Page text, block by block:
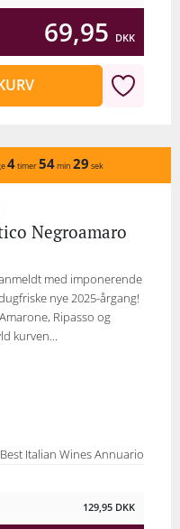
69,95 DKK
4timer54min 29 sek
Negroamaro
med imponerende
nye 2025-årgang!
Ripasso og
kurven...
Best Italian Wines Annuario
129,95 DKK